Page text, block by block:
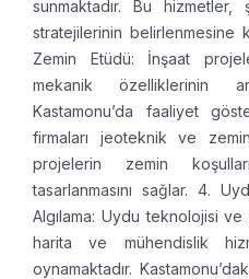
sunmaktadır. Bu
stratejilerinin belirlenmesine
Zemin Etüdü: İnşaat
mekanik özelliklerinin
Kastamonu’da faaliyet
firmaları jeoteknik ve
projelerin zemin
tasarlanmasını sağlar. 4.
Algılama: Uydu teknolojisi ve
harita ve mühendislik
oynamaktadır.